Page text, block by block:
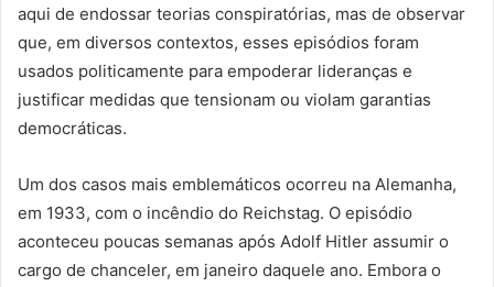
aqui de endossar teorias conspiratórias, mas de observar
que, em diversos contextos, esses episódios foram
usados politicamente para empoderar lideranças e
justificar medidas que tensionam ou violam garantias
democráticas.
Um dos casos mais emblemáticos ocorreu na Alemanha,
em 1933, com o incêndio do Reichstag. O episódio
aconteceu poucas semanas após Adolf Hitler assumir o
cargo de chanceler, em janeiro daquele ano. Embora o